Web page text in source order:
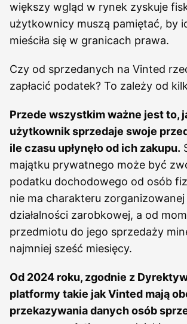
większy wgląd w rynek zyskuje
użytkownicy muszą pamiętać, by
mieściła się w granicach prawa.
Czy od sprzedanych na Vinted
zapłacić podatek? To zależy od
Przede wszystkim ważne jest to,
użytkownik sprzedaje swoje
ile czasu upłynęło od ich zakupu.
majątku prywatnego może być
podatku dochodowego od osób
nie ma charakteru zorganizowanej
działalności zarobkowej, a od
przedmiotu do jego sprzedaży
najmniej sześć miesięcy.
Od 2024 roku, zgodnie z
platformy takie jak Vinted mają
przekazywania danych osób